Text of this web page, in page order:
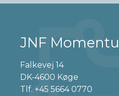
JNF
Falkevej 14
DK-4600 Køge
Tlf. +45 5664 0770